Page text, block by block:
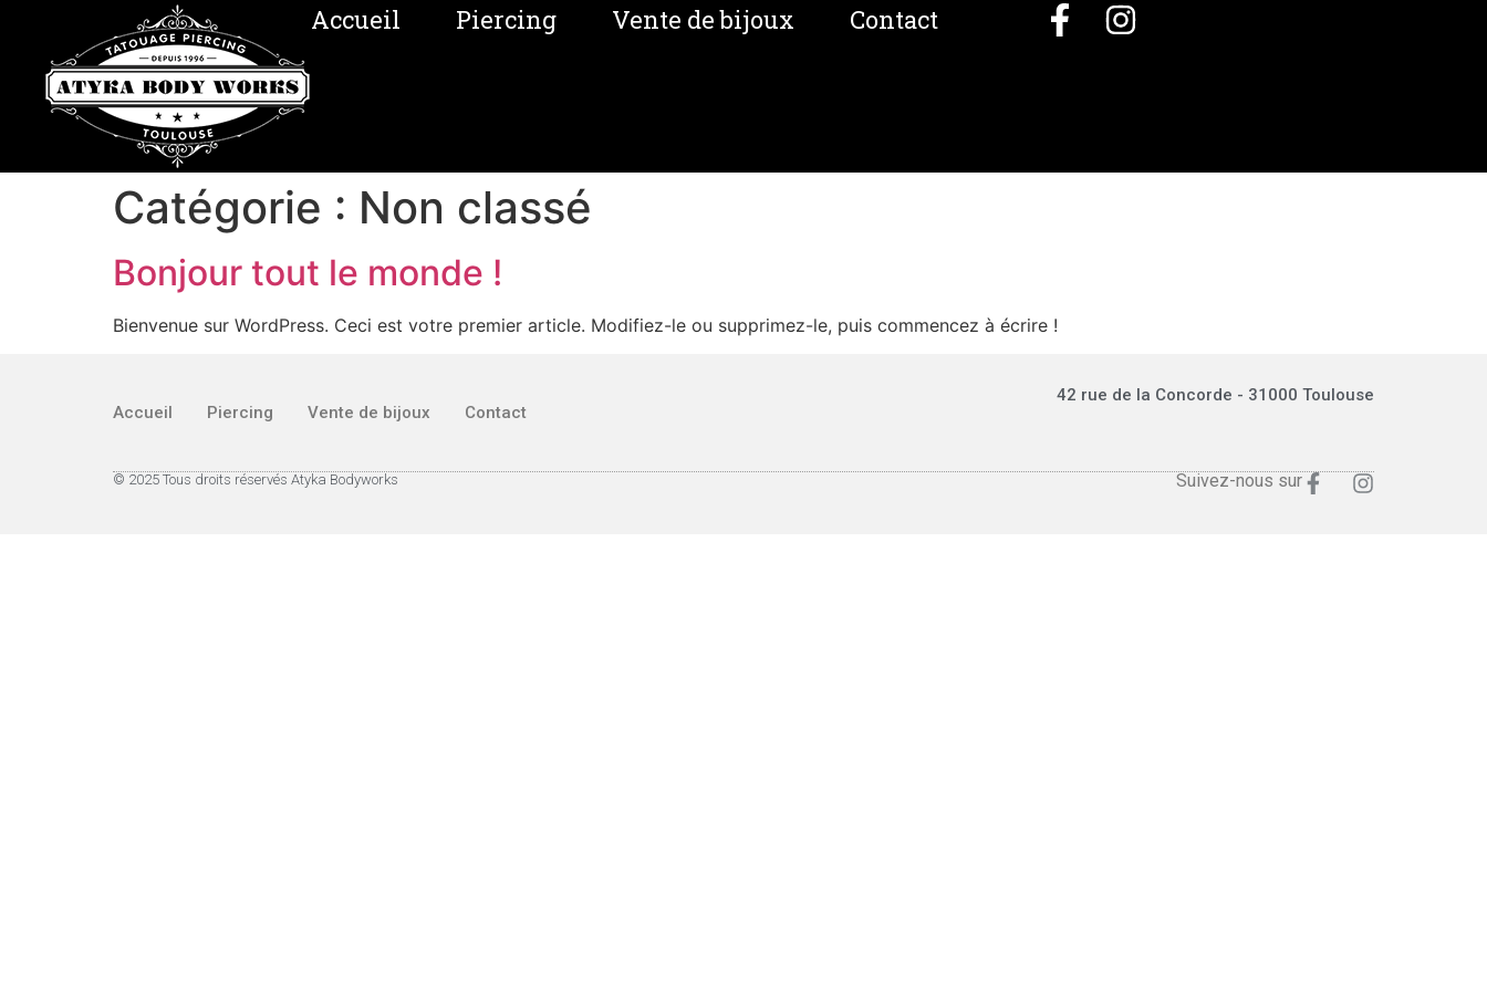
Accueil Piercing Vente de bijoux Contact
Catégorie : Non classé
Bonjour tout le monde !
Bienvenue sur WordPress. Ceci est votre premier article. Modifiez-le ou supprimez-le, puis commencez à écrire !
Accueil Piercing Vente de bijoux Contact
42 rue de la Concorde - 31000 Toulouse
© 2025 Tous droits réservés Atyka Bodyworks Suivez-nous sur